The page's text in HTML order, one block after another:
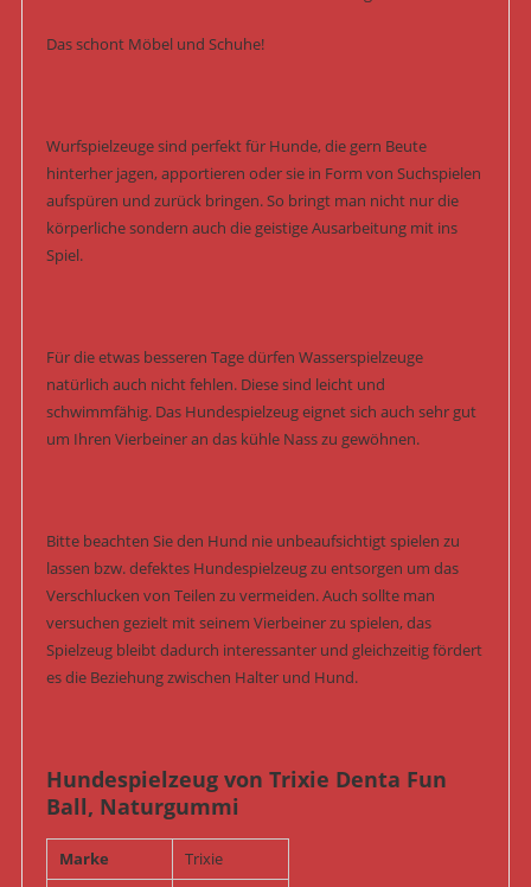
Das schont Möbel und Schuhe!
Wurfspielzeuge sind perfekt für Hunde, die gern Beute
hinterher jagen, apportieren oder sie in Form von Suchspielen
aufspüren und zurück bringen. So bringt man nicht nur die
körperliche sondern auch die geistige Ausarbeitung mit ins
Spiel.
Für die etwas besseren Tage dürfen Wasserspielzeuge
natürlich auch nicht fehlen. Diese sind leicht und
schwimmfähig. Das Hundespielzeug eignet sich auch sehr gut
um Ihren Vierbeiner an das kühle Nass zu gewöhnen.
Bitte beachten Sie den Hund nie unbeaufsichtigt spielen zu
lassen bzw. defektes Hundespielzeug zu entsorgen um das
Verschlucken von Teilen zu vermeiden. Auch sollte man
versuchen gezielt mit seinem Vierbeiner zu spielen, das
Spielzeug bleibt dadurch interessanter und gleichzeitig fördert
es die Beziehung zwischen Halter und Hund.
Hundespielzeug von Trixie Denta Fun
Ball, Naturgummi
Marke
Trixie